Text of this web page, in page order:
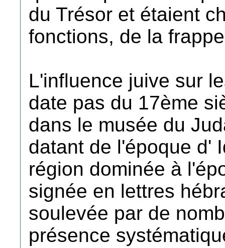
du Trésor et étaient
fonctions, de la
L'influence juive sur
date pas du 17ème
dans le musée du
datant de l'époque d'
région dominée à
signée en lettres
soulevée par de
présence